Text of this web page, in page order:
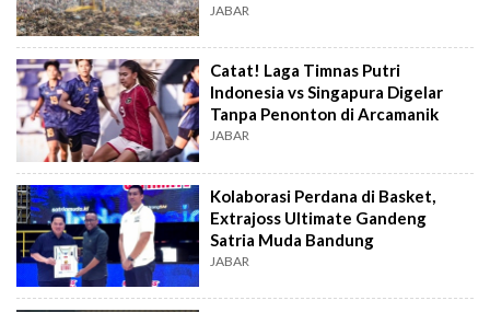
JABAR
Catat! Laga Timnas Putri
Indonesia vs Singapura Digelar
Tanpa Penonton di Arcamanik
JABAR
Kolaborasi Perdana di Basket,
Extrajoss Ultimate Gandeng
Satria Muda Bandung
JABAR